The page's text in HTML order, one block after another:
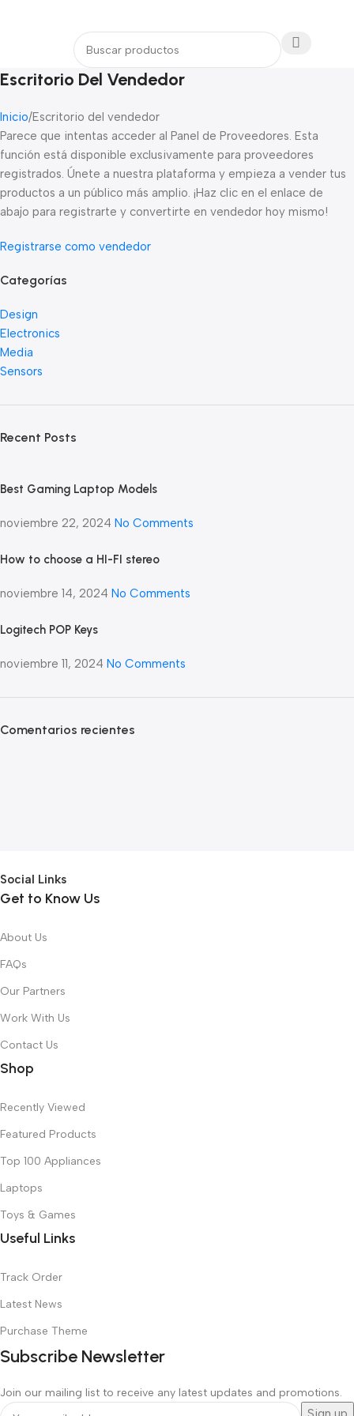
Escritorio Del Vendedor
Inicio Escritorio del vendedor
Parece que intentas acceder al Panel de Proveedores. Esta
función está disponible exclusivamente para proveedores
registrados. Únete a nuestra plataforma y empieza a vender tus
productos a un público más amplio. ¡Haz clic en el enlace de
abajo para registrarte y convertirte en vendedor hoy mismo!
Registrarse como vendedor
Categorías
Design
Electronics
Media
Sensors
Recent Posts
Best Gaming Laptop Models
noviembre 22, 2024 No Comments
How to choose a HI-FI stereo
noviembre 14, 2024 No Comments
Logitech POP Keys
noviembre 11, 2024 No Comments
Comentarios recientes
Social Links
Get to Know Us
About Us
FAQs
Our Partners
Work With Us
Contact Us
Shop
Recently Viewed
Featured Products
Top 100 Appliances
Laptops
Toys & Games
Useful Links
Track Order
Latest News
Purchase Theme
Subscribe Newsletter
Join our mailing list to receive any latest updates and promotions.